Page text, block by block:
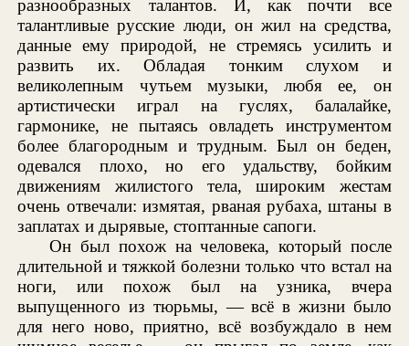
разнообразных талантов. И, как почти все
талантливые русские люди, он жил на средства,
данные ему природой, не стремясь усилить и
развить их. Обладая тонким слухом и
великолепным чутьем музыки, любя ее, он
артистически играл на гуслях, балалайке,
гармонике, не пытаясь овладеть инструментом
более благородным и трудным. Был он беден,
одевался плохо, но его удальству, бойким
движениям жилистого тела, широким жестам
очень отвечали: измятая, рваная рубаха, штаны в
заплатах и дырявые, стоптанные сапоги.
Он был похож на человека, который после
длительной и тяжкой болезни только что встал на
ноги, или похож был на узника, вчера
выпущенного из тюрьмы, — всё в жизни было
для него ново, приятно, всё возбуждало в нем